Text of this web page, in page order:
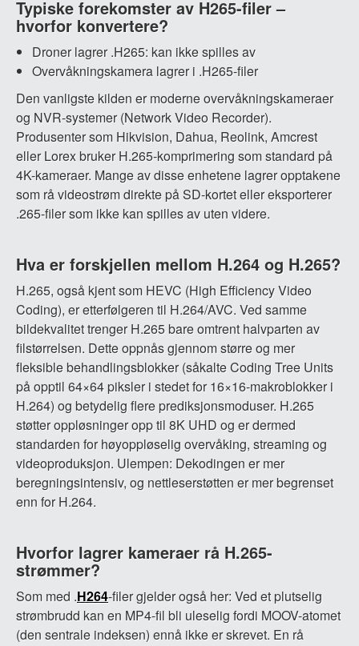
Typiske forekomster av H265-filer –
hvorfor konvertere?
Droner lagrer .H265: kan ikke spilles av
Overvåkningskamera lagrer i .H265-filer
Den vanligste kilden er moderne overvåkningskameraer
og NVR-systemer (Network Video Recorder).
Produsenter som Hikvision, Dahua, Reolink, Amcrest
eller Lorex bruker H.265-komprimering som standard på
4K-kameraer. Mange av disse enhetene lagrer opptakene
som rå videostrøm direkte på SD-kortet eller eksporterer
.265-filer som ikke kan spilles av uten videre.
Hva er forskjellen mellom H.264 og H.265?
H.265, også kjent som HEVC (High Efficiency Video
Coding), er etterfølgeren til H.264/AVC. Ved samme
bildekvalitet trenger H.265 bare omtrent halvparten av
filstørrelsen. Dette oppnås gjennom større og mer
fleksible behandlingsblokker (såkalte Coding Tree Units
på opptil 64×64 piksler i stedet for 16×16-makroblokker i
H.264) og betydelig flere prediksjonsmoduser. H.265
støtter oppløsninger opp til 8K UHD og er dermed
standarden for høyoppløselig overvåking, streaming og
videoproduksjon. Ulempen: Dekodingen er mer
beregningsintensiv, og nettleserstøtten er mer begrenset
enn for H.264.
Hvorfor lagrer kameraer rå H.265-
strømmer?
Som med .H264-filer gjelder også her: Ved et plutselig
strømbrudd kan en MP4-fil bli uleselig fordi MOOV-atomet
(den sentrale indeksen) ennå ikke er skrevet. En rå